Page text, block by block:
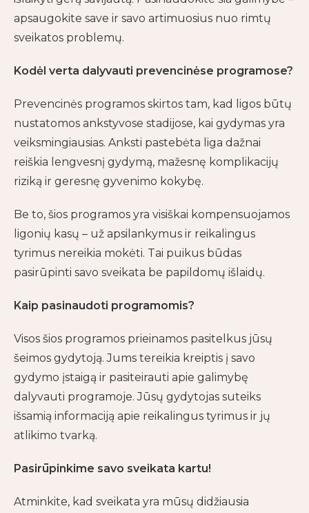
apsaugokite save ir savo artimuosius nuo rimtų
sveikatos problemų.
Kodėl verta dalyvauti prevencinėse programose?
Prevencinės programos skirtos tam, kad ligos būtų
nustatomos ankstyvose stadijose, kai gydymas yra
veiksmingiausias. Anksti pastebėta liga dažnai
reiškia lengvesnį gydymą, mažesnę komplikacijų
riziką ir geresnę gyvenimo kokybę.
Be to, šios programos yra visiškai kompensuojamos
ligonių kasų – už apsilankymus ir reikalingus
tyrimus nereikia mokėti. Tai puikus būdas
pasirūpinti savo sveikata be papildomų išlaidų.
Kaip pasinaudoti programomis?
Visos šios programos prieinamos pasitelkus jūsų
šeimos gydytoją. Jums tereikia kreiptis į savo
gydymo įstaigą ir pasiteirauti apie galimybę
dalyvauti programoje. Jūsų gydytojas suteiks
išsamią informaciją apie reikalingus tyrimus ir jų
atlikimo tvarką.
Pasirūpinkime savo sveikata kartu!
Atminkite, kad sveikata yra mūsų didžiausia